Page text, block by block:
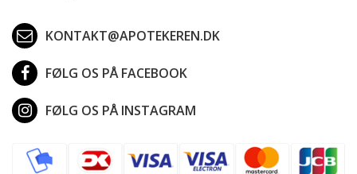
KONTAKT@APOTEKEREN.DK
FØLG OS PÅ FACEBOOK
FØLG OS PÅ INSTAGRAM